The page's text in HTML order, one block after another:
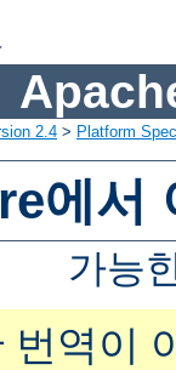
2.4 > Platform
에서
가능
번역이